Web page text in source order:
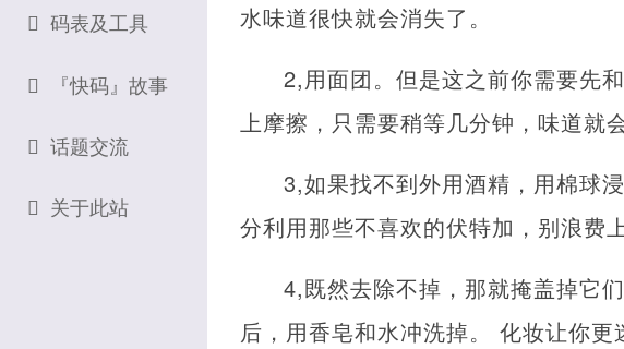
水味道很快就会消失了。
2,用面团。但是这之前你需要先
上摩擦，只需要稍等几分钟，味道就
3,如果找不到外用酒精，用棉球
分利用那些不喜欢的伏特加，别浪费
4,既然去除不掉，那就掩盖掉它
后，用香皂和水冲洗掉。 化妆让你更
码表及工具
『快码』故事
话题交流
关于此站